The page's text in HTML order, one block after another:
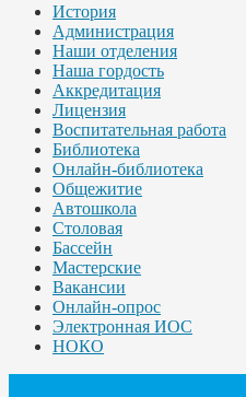
История
Администрация
Наши отделения
Наша гордость
Аккредитация
Лицензия
Воспитательная работа
Библиотека
Онлайн-библиотека
Общежитие
Автошкола
Столовая
Бассейн
Мастерские
Вакансии
Онлайн-опрос
Электронная ИОС
НОКО